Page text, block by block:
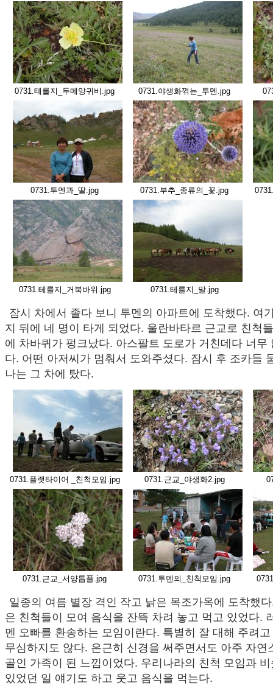
0731.테를지_두메양귀비.jpg 0731.야생화꺾는_투멘.jpg
0731.투멘과_딸.jpg 0731.부추_종류의_꽃.jpg
0731.테를지_거북바위.jpg 0731.테를지_말.jpg
잠시 차에서 졸다 보니 투멘의 아파트에 도착했다. 여
지 뒤에 네 명이 타게 되었다. 울란바타르 근교로 친척
에 차바퀴가 펑크났다. 아스팔트 도로가 거친데다 너무
다. 어떤 아저씨가 멈춰서 도와주셨다. 잠시 후 조카들
나는 그 차에 탔다.
0731.플랫타이어 _친척모임.jpg 0731.근교_야생화2.jpg
0731.근교_서양톱풀.jpg 0731.투멘의_친척모임.jpg
일종의 여름 별장 격인 작고 낡은 목조가옥에 도착했
은 친척들이 모여 음식을 잔뜩 차려 놓고 먹고 있었다.
멘 오빠를 환송하는 모임이란다. 특별히 잘 대해 주려
무심하지도 않다. 은근히 신경을 써주면서도 아주 자연
골인 가족이 된 느낌이었다. 우리나라의 친척 모임과
있었던 일 얘기도 하고 웃고 음식을 먹는다.